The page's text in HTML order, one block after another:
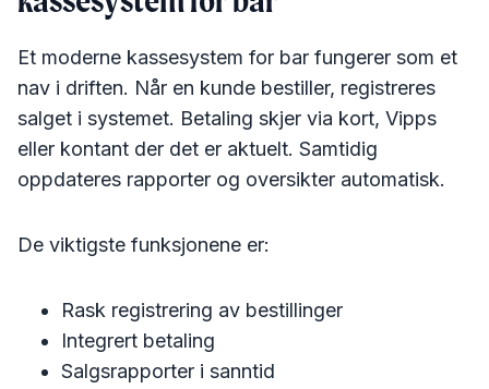
Et moderne kassesystem for bar fungerer som et
nav i driften. Når en kunde bestiller, registreres
salget i systemet. Betaling skjer via kort, Vipps
eller kontant der det er aktuelt. Samtidig
oppdateres rapporter og oversikter automatisk.
De viktigste funksjonene er:
Rask registrering av bestillinger
Integrert betaling
Salgsrapporter i sanntid